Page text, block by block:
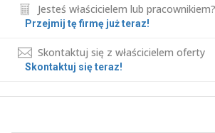
Jesteś właścicielem lub pracownikiem?
Przejmij tę firmę już teraz!
Skontaktuj się z właścicielem oferty
Skontaktuj się teraz!